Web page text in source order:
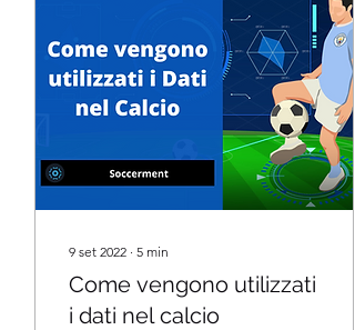
9 set 2022 ∙ 5 min
Come vengono utilizzati
i dati nel calcio